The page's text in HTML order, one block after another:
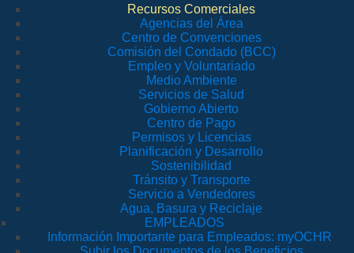
Recursos Comerciales
Agencias del Área
Centro de Convenciones
Comisión del Condado (BCC)
Empleo y Voluntariado
Medio Ambiente
Servicios de Salud
Gobierno Abierto
Centro de Pago
Permisos y Licencias
Planificación y Desarrollo
Sostenibilidad
Tránsito y Transporte
Servicio a Vendedores
Agua, Basura y Reciclaje
EMPLEADOS
Información Importante para Empleados: myOCHR